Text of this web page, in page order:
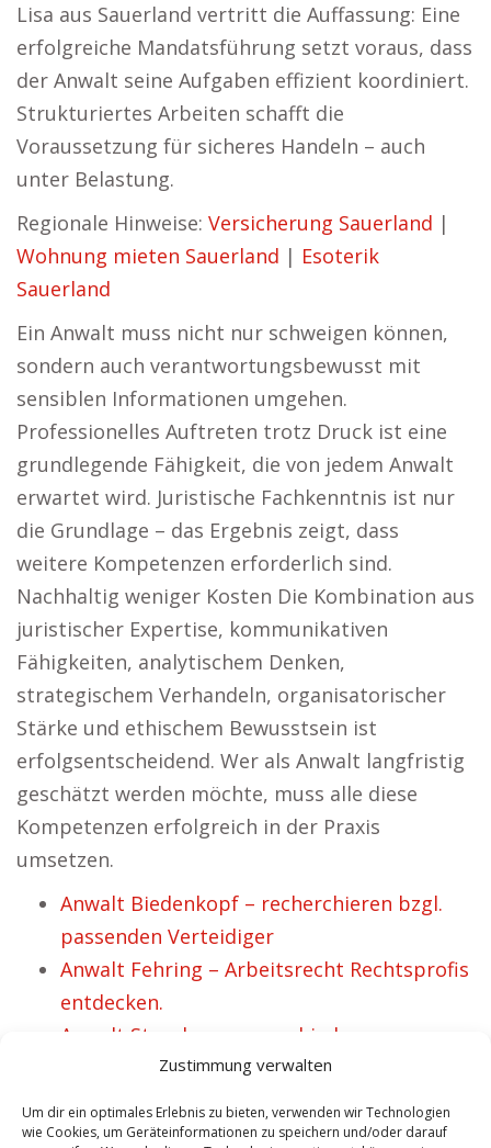
Zustimmung verwalten
Um dir ein optimales Erlebnis zu bieten, verwenden wir Technologien
wie Cookies, um Geräteinformationen zu speichern und/oder darauf
Lisa aus Sauerland vertritt die Auffassung: Eine
erfolgreiche Mandatsführung setzt voraus, dass
der Anwalt seine Aufgaben effizient koordiniert.
Strukturiertes Arbeiten schafft die
Voraussetzung für sicheres Handeln – auch
unter Belastung.
Regionale Hinweise: Versicherung Sauerland |
Wohnung mieten Sauerland | Esoterik
Sauerland
Ein Anwalt muss nicht nur schweigen können,
sondern auch verantwortungsbewusst mit
sensiblen Informationen umgehen.
Professionelles Auftreten trotz Druck ist eine
grundlegende Fähigkeit, die von jedem Anwalt
erwartet wird. Juristische Fachkenntnis ist nur
die Grundlage – das Ergebnis zeigt, dass
weitere Kompetenzen erforderlich sind.
Nachhaltig weniger Kosten Die Kombination aus
juristischer Expertise, kommunikativen
Fähigkeiten, analytischem Denken,
strategischem Verhandeln, organisatorischer
Stärke und ethischem Bewusstsein ist
erfolgsentscheidend. Wer als Anwalt langfristig
geschätzt werden möchte, muss alle diese
Kompetenzen erfolgreich in der Praxis
umsetzen.
Anwalt Biedenkopf – recherchieren bzgl.
passenden Verteidiger
Anwalt Fehring – Arbeitsrecht Rechtsprofis
entdecken.
Anwalt Sternberg – verschiedene
Schwerpunkte.
Anwalt Pocking – verschiedene
Kompetenzen.